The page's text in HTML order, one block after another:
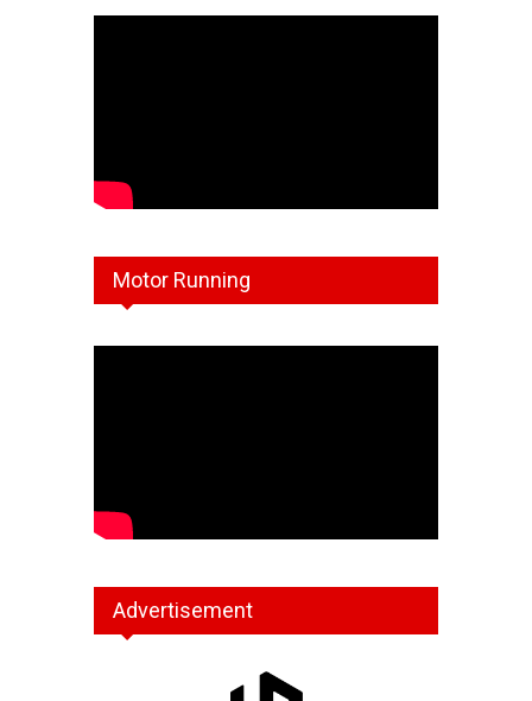
Motor Running
Advertisement